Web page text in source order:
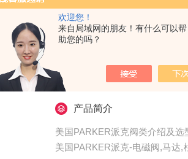
欢迎您！
来自局域网的朋友！有什么可以帮
助您的吗？
美国PARKER派
产品简介
美国PARKER派克阀类介绍及选
美国PARKER派克-电磁阀,马达